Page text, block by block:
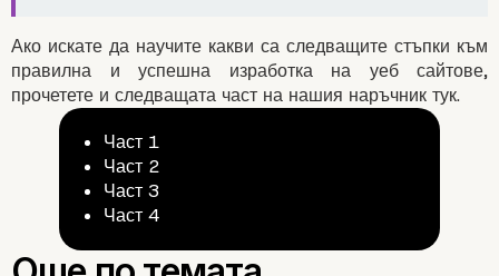
Ако искате да научите какви са следващите стъпки към
правилна и успешна изработка на уеб сайтове,
прочетете и следващата част на нашия наръчник тук.
Част 1
Част 2
Част 3
Част 4